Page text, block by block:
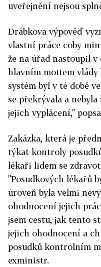
uveřejnění nejsou
Drábkova výpověď
vlastní práce coby
že na úřad nastoupil
hlavním mottem vlády
systém byl v té době
se překrývala a
jejich vyplácení,"
Zakázka, která je
týkat kontroly
lékaři lidem se
"Posudkových lékařů
úroveň byla velmi
ohodnocení jejich
jsem cestu, jak tento
jejich ohodnocení a
posudků kontrolním
exministr.